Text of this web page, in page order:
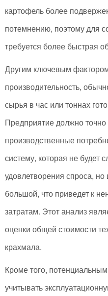
картофель более
потемнению, поэтому для
требуется более быстрая
Другим ключевым
производительность,
сырья в час или тоннах
Предприятие должно точно
производственные
систему, которая не будет
удовлетворения спроса,
большой, что приведет к
затратам. Этот анализ
оценки общей стоимости
крахмала.
Кроме того,
учитывать